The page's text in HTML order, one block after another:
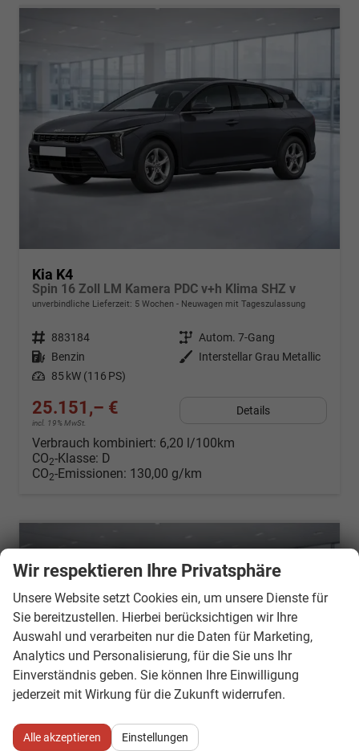
Kia K4
Spin 16 Zoll LM Kamera PDC v+h Klima SHZ v
unverbindliche Lieferzeit: 5 Wochen Neuwagen mit Tageszulassung
Fahrzeugnr. 883184 Getriebe Autom. 7-Gang
Kraftstoff Benzin Außenfarbe
Interstellar Grau Metallic
Leistung 85 kW (116 PS)
25.151,– €
incl. 19% MwSt.
Details
Verbrauch kombiniert: 6,20 l/100km
CO2-Klasse: D
CO2-Emissionen: 130,00 g/km
Wir respektieren Ihre Privatsphäre
Unsere Website setzt Cookies ein, um unsere Dienste für
Sie bereitzustellen. Hierbei berücksichtigen wir Ihre
Auswahl und verarbeiten nur die Daten für Marketing,
Analytics und Personalisierung, für die Sie uns Ihr
Einverständnis geben. Sie können Ihre Einwilligung
jederzeit mit Wirkung für die Zukunft widerrufen.
Alle akzeptieren Einstellungen